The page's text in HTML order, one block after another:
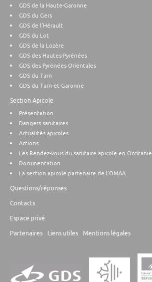
GDS de la Haute-Garonne
GDS du Gers
GDS de l’Hérault
GDS du Lot
GDS de la Lozère
GDS des Hautes-Pyrénées
GDS des Pyrénées Orientales
GDS du Tarn
GDS du Tarn-et-Garonne
Section Apicole
Présentation
Dangers sanitaires
Actualités apicoles
Actions
Les Rendez-vous du sanitaire apicole en Occitanie
Documentation
La section apicole partenaire de l’OMAA
Questions/réponses
Contacts
Espace privé
Partenaires Liens utiles Mentions légales